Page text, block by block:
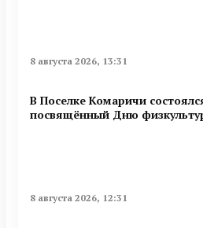
8 августа 2026, 13:31
В Поселке Комаричи
посвящённый Дню
8 августа 2026, 12:31